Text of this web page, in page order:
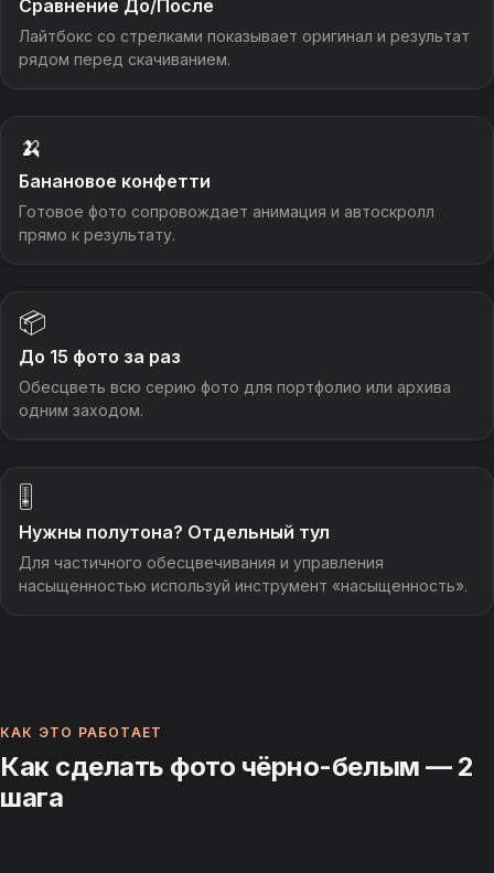
Сравнение До/После
Лайтбокс со стрелками показывает оригинал и результат
рядом перед скачиванием.
🍌
Банановое конфетти
Готовое фото сопровождает анимация и автоскролл
прямо к результату.
📦
До 15 фото за раз
Обесцветь всю серию фото для портфолио или архива
одним заходом.
🎚️
Нужны полутона? Отдельный тул
Для частичного обесцвечивания и управления
насыщенностью используй инструмент «насыщенность».
КАК ЭТО РАБОТАЕТ
Как сделать фото чёрно-белым — 2
шага